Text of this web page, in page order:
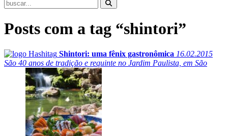
Posts com a tag “shintori”
Shintori: uma fênix gastronômica 16.02.2015
São 40 anos de tradição e requinte no Jardim Paulista, em São